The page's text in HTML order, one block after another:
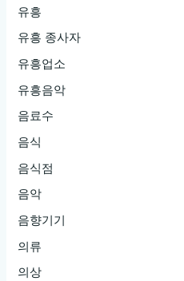
유흥
유흥 종사자
유흥업소
유흥음악
음료수
음식
음식점
음악
음향기기
의류
의상